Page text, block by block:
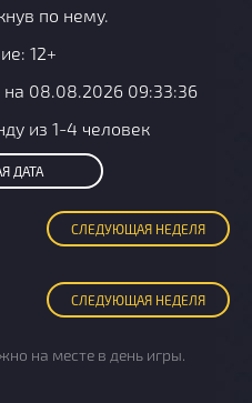
по нему.
12+
на 08.08.2026 09:33:36
из 1-4 человек
ДАТА
СЛЕДУЮЩАЯ НЕДЕЛЯ
СЛЕДУЮЩАЯ НЕДЕЛЯ
на месте в день игры.